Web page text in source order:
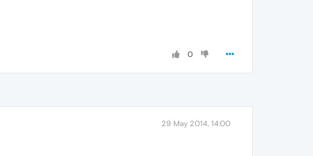
0
29 May 2014, 14:00